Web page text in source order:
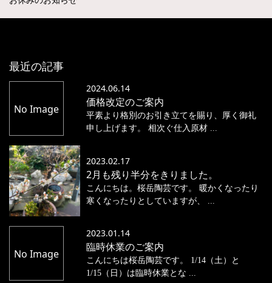
最近の記事
No Image
2024.06.14
価格改定のご案内
平素より格別のお引き立てを賜り、厚く御礼
申し上げます。 相次ぐ仕入原材 ...
2023.02.17
2月も残り半分をきりました。
こんにちは。桜岳陶芸です。 暖かくなったり
寒くなったりとしていますが、 ...
No Image
2023.01.14
臨時休業のご案内
こんにちは桜岳陶芸です。 1/14（土）と
1/15（日）は臨時休業とな ...